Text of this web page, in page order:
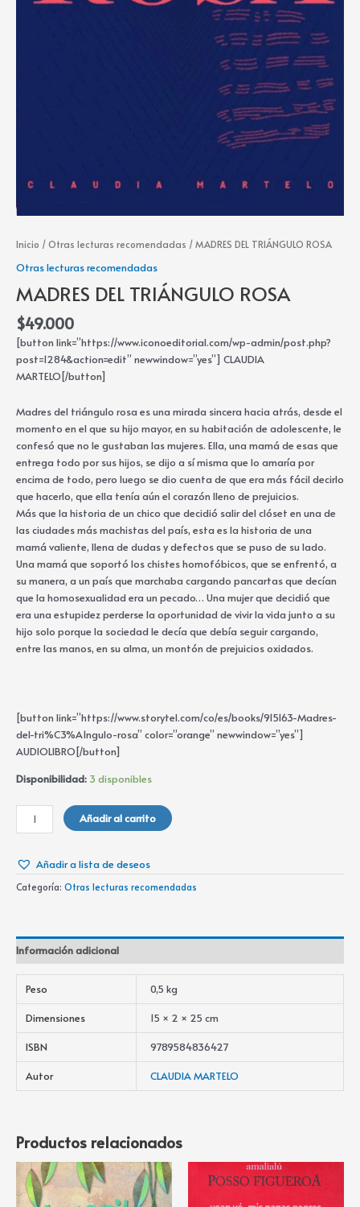
Inicio /Otras lecturas recomendadas / MADRES DEL TRIÁNGULO ROSA
Otras lecturas recomendadas
MADRES DEL TRIÁNGULO ROSA
$49.000
[button link=”https://www.iconoeditorial.com/wp-admin/post.php?
post=1284&action=edit” newwindow=”yes”] CLAUDIA
MARTELO[/button]
Madres del triángulo rosa es una mirada sincera hacia atrás, desde el
momento en el que su hijo mayor, en su habitación de adolescente, le
confesó que no le gustaban las mujeres. Ella, una mamá de esas que
entrega todo por sus hijos, se dijo a sí misma que lo amaría por
encima de todo, pero luego se dio cuenta de que era más fácil decirlo
que hacerlo, que ella tenía aún el corazón lleno de prejuicios.
Más que la historia de un chico que decidió salir del clóset en una de
las ciudades más machistas del país, esta es la historia de una
mamá valiente, llena de dudas y defectos que se puso de su lado.
Una mamá que soportó los chistes homofóbicos, que se enfrentó, a
su manera, a un país que marchaba cargando pancartas que decían
que la homosexualidad era un pecado… Una mujer que decidió que
era una estupidez perderse la oportunidad de vivir la vida junto a su
hijo solo porque la sociedad le decía que debía seguir cargando,
entre las manos, en su alma, un montón de prejuicios oxidados.
[button link=”https://www.storytel.com/co/es/books/915163-Madres-
del-tri%C3%A1ngulo-rosa” color=”orange” newwindow=”yes”]
AUDIOLIBRO[/button]
Disponibilidad: 3 disponibles
Añadir al carrito
Añadir a lista de deseos
Categoría: Otras lecturas recomendadas
Información adicional
Peso
0,5 kg
Dimensiones
15 × 2 × 25 cm
ISBN
9789584836427
Autor
CLAUDIA MARTELO
Productos relacionados